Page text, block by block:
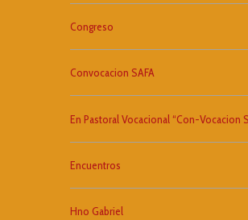
Congreso
Convocacion SAFA
En Pastoral Vocacional “Con-Vocacion
Encuentros
Hno Gabriel